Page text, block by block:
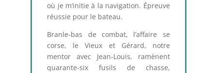
où je m’initie à la navigation. Épreuve
réussie pour le bateau.
Branle-bas de combat, l’affaire se
corse, le Vieux et Gérard, notre
mentor avec Jean-Louis, ramènent
quarante-six fusils de chasse,